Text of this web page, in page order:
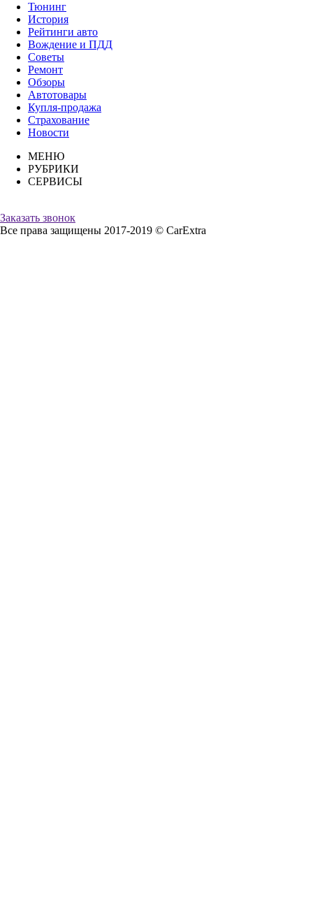
Тюнинг
История
Рейтинги авто
Вождение и ПДД
Советы
Ремонт
Обзоры
Автотовары
Купля-продажа
Страхование
Новости
МЕНЮ
РУБРИКИ
СЕРВИСЫ
Заказать звонок
Все права защищены 2017-2019 © CarExtra